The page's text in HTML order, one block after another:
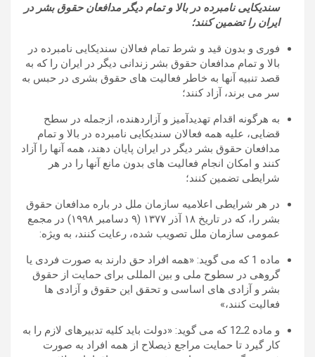
سندیکایی نامبرده در بالا و تمام دیگر مدافعان حقوق بشر در
ايران را تضمين کنند؛
فوری و بدون قید و شرط تمام فعالان سندیکایی نامبرده در
بالا و تمام مدافعان حقوق بشر زندانی دیگر در ايران را که به
قصد تنبیه آنها به خاطر فعالیت های حقوق بشری در حبس به
سر می برند، آزاد کنند؛
به هرگونه اقدام تهديدآميز و آزاردهنده، ازجمله در سطح
قضايی، علیه همه فعالان سندیکایی نامبرده در بالا و تمام
مدافعان حقوق بشر دیگر در ايران پايان دهند، همه آنها را آزاد
کنند و امکان انجام فعالیت های بدون مانع آنها را در هر
شرایطی تضمین کنند؛
در هر شرایطی اعلاميه سازمان ملل در باره مدافعان حقوق
بشر را، که در تاريخ ۱۸ آذر ۱۳۷۷ (۹ دسامبر ۱۹۹۸) در مجمع
عمومی سازمان ملل تصويب شده، رعايت کنند، به ویژه:
ماده 1 که می گويد: «همه افراد حق دارند به صورت فردی يا
گروهی در سطوح ملی و بين المللی برای حمايت از حقوق
بشر و آزادی های اساسی و تحقق این حقوق و آزادی ها
فعالیت کنند،»
و ماده 2ـ12 که می گويد: «دولت بايد کليه تدبيرهای لازم را به
کار گیرد تا حمايت مراجع ذیصلاح از همه افراد به صورت